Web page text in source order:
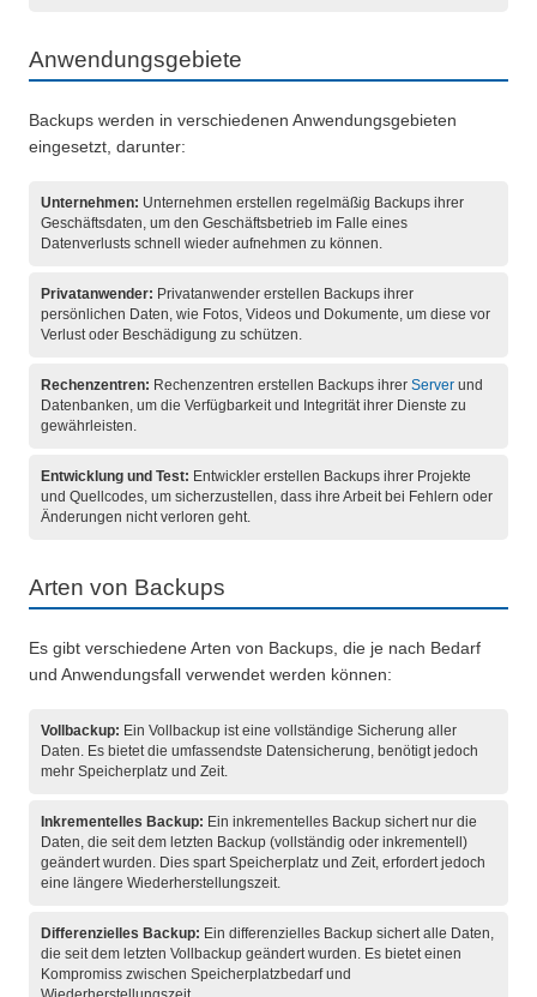
Anwendungsgebiete
Backups werden in verschiedenen Anwendungsgebieten
eingesetzt, darunter:
Unternehmen: Unternehmen erstellen regelmäßig Backups ihrer
Geschäftsdaten, um den Geschäftsbetrieb im Falle eines
Datenverlusts schnell wieder aufnehmen zu können.
Privatanwender: Privatanwender erstellen Backups ihrer
persönlichen Daten, wie Fotos, Videos und Dokumente, um diese vor
Verlust oder Beschädigung zu schützen.
Rechenzentren: Rechenzentren erstellen Backups ihrer Server und
Datenbanken, um die Verfügbarkeit und Integrität ihrer Dienste zu
gewährleisten.
Entwicklung und Test: Entwickler erstellen Backups ihrer Projekte
und Quellcodes, um sicherzustellen, dass ihre Arbeit bei Fehlern oder
Änderungen nicht verloren geht.
Arten von Backups
Es gibt verschiedene Arten von Backups, die je nach Bedarf
und Anwendungsfall verwendet werden können:
Vollbackup: Ein Vollbackup ist eine vollständige Sicherung aller
Daten. Es bietet die umfassendste Datensicherung, benötigt jedoch
mehr Speicherplatz und Zeit.
Inkrementelles Backup: Ein inkrementelles Backup sichert nur die
Daten, die seit dem letzten Backup (vollständig oder inkrementell)
geändert wurden. Dies spart Speicherplatz und Zeit, erfordert jedoch
eine längere Wiederherstellungszeit.
Differenzielles Backup: Ein differenzielles Backup sichert alle Daten,
die seit dem letzten Vollbackup geändert wurden. Es bietet einen
Kompromiss zwischen Speicherplatzbedarf und